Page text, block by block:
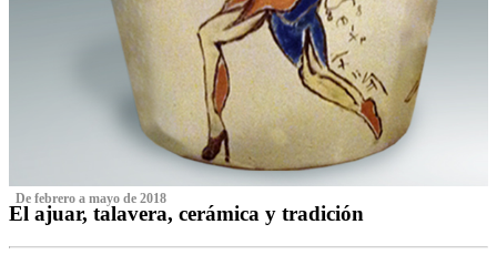
‌ De febrero a mayo de 2018
El ajuar, talavera, cerámica y tradición